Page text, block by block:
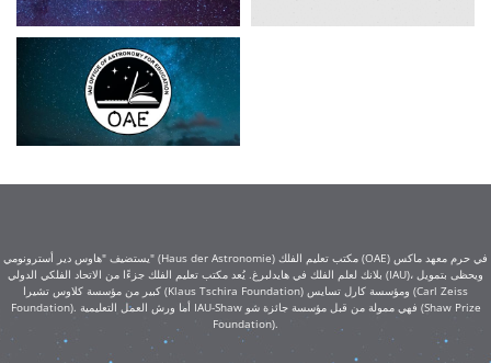
يستضيف "هاوس دير أسترونومي" (Haus der Astronomie) مكتب تعليم الفلك (OAE) في حرم معهد ماكس
بلانك لعلم الفلك في هايدلبرغ. يُعد مكتب تعليم الفلك جزءًا من الاتحاد الفلكي الدولي (IAU)، ويحظى بتمويل
كبير من مؤسسة كلاوس تشيرا (Klaus Tschira Foundation) ومؤسسة كارل تسايس (Carl Zeiss
Foundation). أما ورش العمل التعليمية IAU-Shaw فهي ممولة من قبل مؤسسة جائزة شو (Shaw Prize
Foundation).